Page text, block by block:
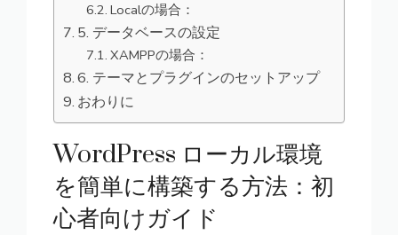
Localの場合：
5. データベースの設定
XAMPPの場合：
6. テーマとプラグインのセットアップ
おわりに
WordPress ローカル環境
を簡単に構築する方法：初
心者向けガイド